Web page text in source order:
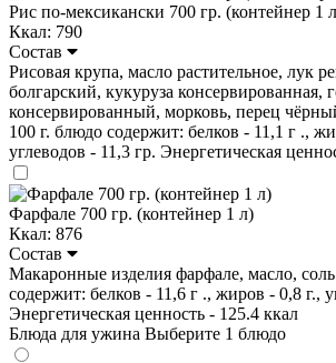
Рис по-мексикански 700 гр. (контейнер 1
Ккал: 790
Состав
Рисовая крупа, масло растительное, лук
болгарский, кукуруза консервированная,
консервированный, морковь, перец
100 г. блюдо содержит: белков - 11,1 г .,
углеводов - 11,3 гр. Энергетическая
Фарфале 700 гр. (контейнер 1 л)
Ккал: 876
Состав
Макаронные изделия фарфале, масло,
содержит: белков - 11,6 г ., жиров - 0,8 г.,
Энергетическая ценность - 125.4 ккал
Блюда для ужина Выберите 1 блюдо